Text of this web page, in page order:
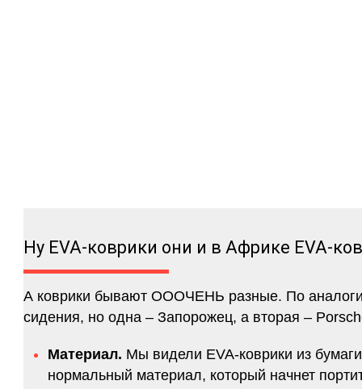
Ну EVA-коврики они и в Африке EVA-
А коврики бывают ОООЧЕНЬ разные. По
сидения, но одна – Запорожец, а вторая –
Материал. Мы видели EVA-коврики из
нормальный материал, который начнет